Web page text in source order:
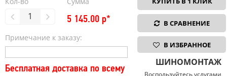
5 145.00 р*
Примечание к заказу:
Бесплатная доставка по всему
В СРАВНЕНИЕ
В ИЗБРАННОЕ
ШИНОМОНТАЖ
Воспользуйтесь услугами